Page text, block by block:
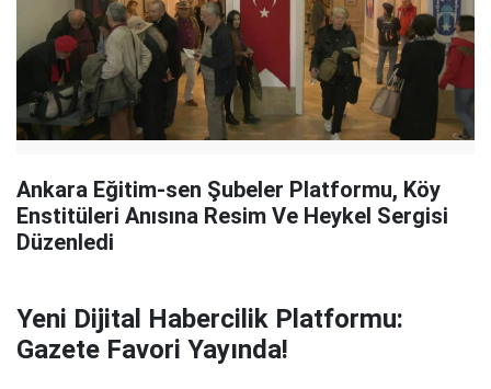
Ankara Eğitim-sen Şubeler Platformu, Köy
Enstitüleri Anısına Resim Ve Heykel Sergisi
Düzenledi
Yeni Dijital Habercilik Platformu:
Gazete Favori Yayında!